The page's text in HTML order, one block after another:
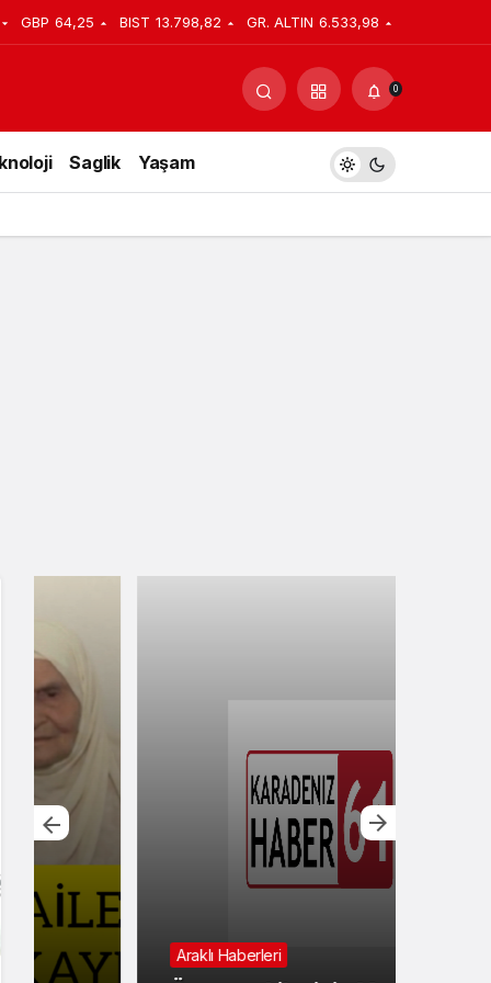
GBP 64,25 BIST 13.798,82 GR. ALTIN 6.533,98
0
Saglik Yaşam
Araklı Haberleri
Yorum Yap Paylaş